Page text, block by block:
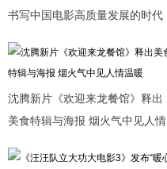
书写中国电影高质量发展的时代
沈腾新片《欢迎来龙餐馆》释出
美食特辑与海报 烟火气中见人情